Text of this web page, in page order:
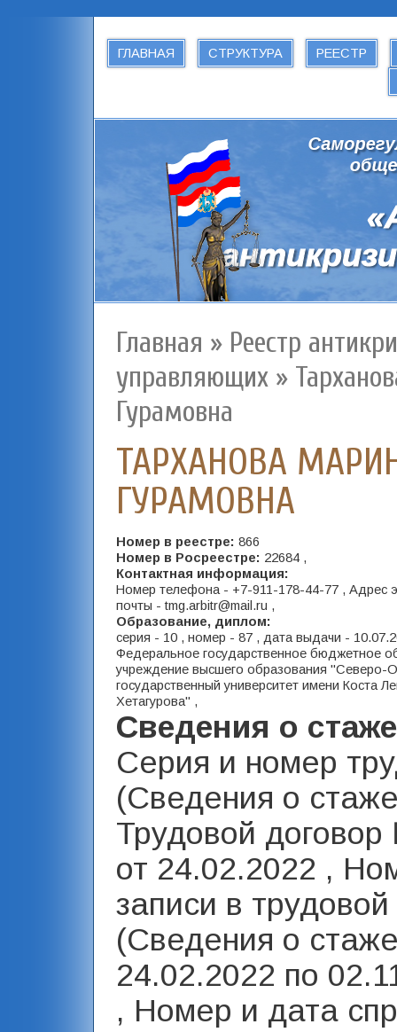
ГЛАВНАЯ СТРУКТУРА РЕЕСТР
Главная » Реестр
управляющих »
Гурамовна
ТАРХАНОВА
ГУРАМОВНА
Номер в реестре: 866
Номер в Росреестре: 22684 ,
Контактная информация:
Номер телефона - +7-911-178-44-77 , Адрес
почты - tmg.arbitr@mail.ru ,
Образование, диплом:
серия - 10 , номер - 87 , дата выдачи -
Федеральное государственное бюджетное
учреждение высшего образования "Северо-
государственный университет имени Коста
Хетагурова" ,
Сведения о
Серия и номер
(Сведения о
Трудовой
от 24.02.2022 ,
записи в
(Сведения о
24.02.2022 по
, Номер и дата